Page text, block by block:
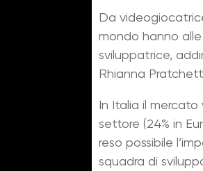
Da
mondo hanno
sviluppatrice,
Rhianna
In Italia il
settore (24% in
reso possibile
squadra di